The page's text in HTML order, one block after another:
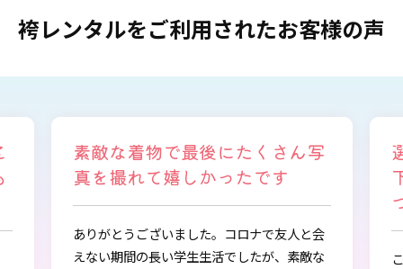
袴レンタルをご利用されたお客様の声
選ぶ時から色々と親身になって
下さり、自分に似合うものを見
つけることができました
この度は、とても素敵な着物・袴をご提供下